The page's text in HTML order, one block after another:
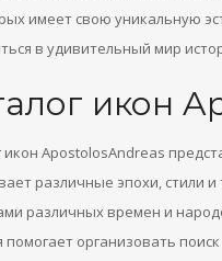
имеет свою уникальную
в удивительный мир
икон
икон ApostolosAndreas
различные эпохи, стили
различных времен и
помогает организовать